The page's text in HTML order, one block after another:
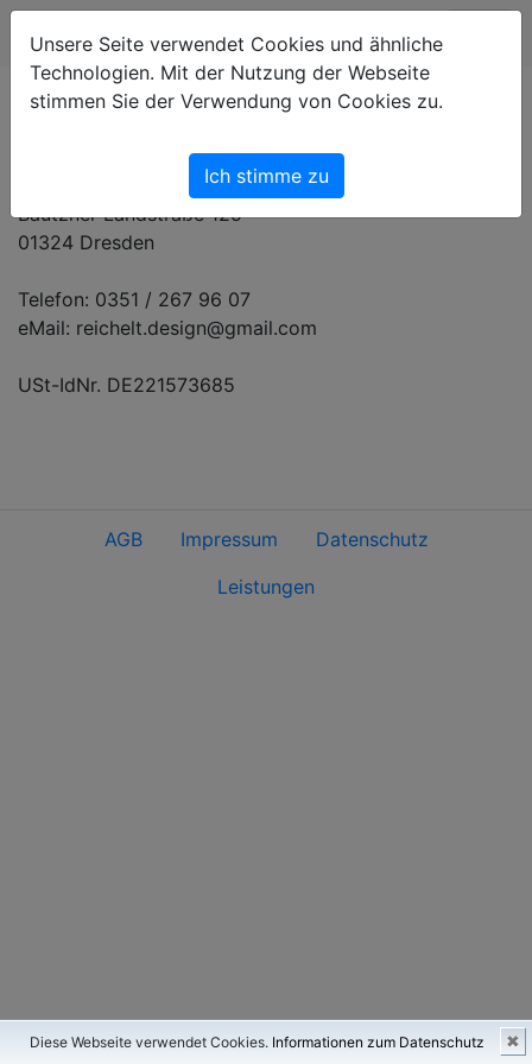
Diese Webseite verwendet Cookies. Informationen zum Datenschutz ✖
Bautzner Landstraße 125
01324 Dresden
Telefon: 0351 / 267 96 07
eMail: reichelt.design@gmail.com
USt-IdNr. DE221573685
Unsere Seite verwendet Cookies und ähnliche
Technologien. Mit der Nutzung der Webseite
stimmen Sie der Verwendung von Cookies zu.
Ich stimme zu
AGB Impressum
Datenschutz
Leistungen